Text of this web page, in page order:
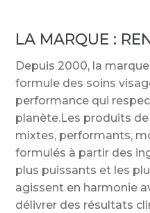
LA MARQUE :
Depuis 2000, la
formule des soins
performance qui
planète.Les produits
mixtes, performants,
formulés à partir des
plus puissants et les
agissent en harmonie
délivrer des résultats